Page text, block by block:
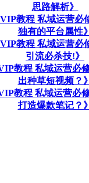
思路解析》
VIP教程 私域运营
独有的平台属性
VIP教程 私域运营
引流必杀技!》
教程 私域运营必
出种草短视频？
教程 私域运营必
打造爆款笔记？